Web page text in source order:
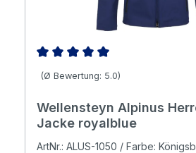
Durchschnittliche Bewertung
(Ø Bewertung: 5.0)
Wellensteyn Alpinus
Jacke royalblue
ArtNr.: ALUS-1050 / Farbe: